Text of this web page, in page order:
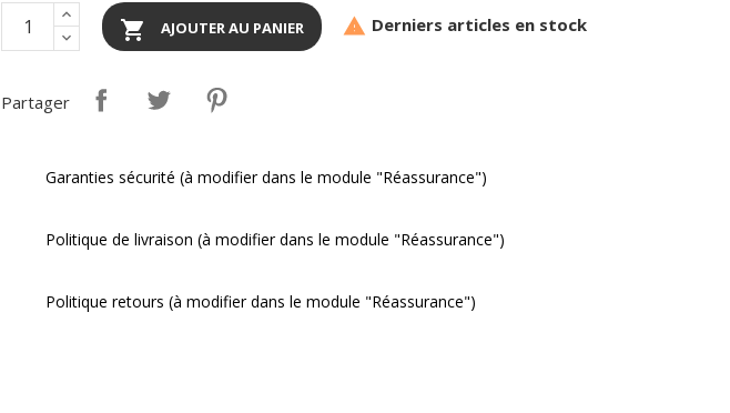
 AJOUTER AU PANIER  Derniers articles en stock
Partager
Garanties sécurité (à modifier dans le module "Réassurance")
Politique de livraison (à modifier dans le module "Réassurance")
Politique retours (à modifier dans le module "Réassurance")